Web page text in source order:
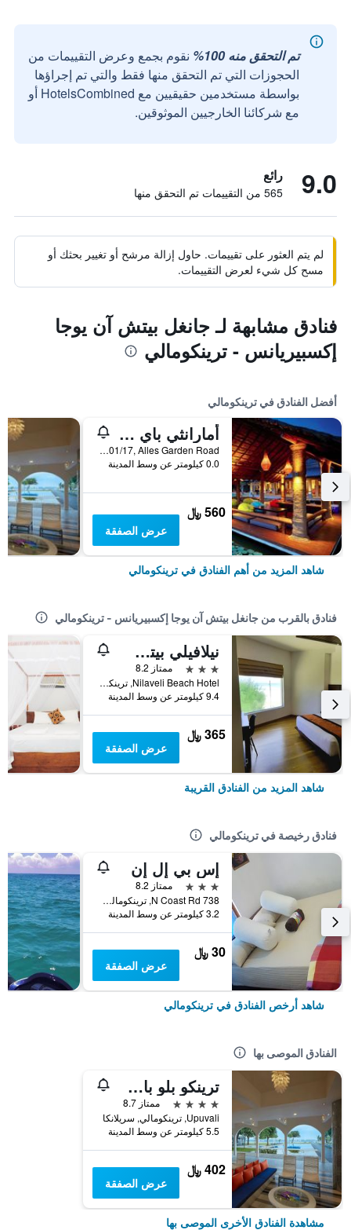
تم التحقق منه 100%
نقوم بجمع وعرض التقييمات من
الحجوزات التي تم التحقق منها فقط والتي تم إجراؤها
بواسطة مستخدمين حقيقيين مع HotelsCombined أو
مع شركائنا الخارجيين الموثوقين.
9.0 رائع
565 من التقييمات تم التحقق منها
لم يتم العثور على تقييمات. حاول إزالة مرشح أو تغيير بحثك أو
مسح كل شيء لعرض التقييمات.
فنادق مشابهة لـ جانغل بيتش آن يوجا
إكسبيريانس - ترينكومالي
أفضل الفنادق في ترينكومالي
أمارانثي باي ريزورت & سبا
No 101/17, Alles Garden Road, ترينكومالي, سريلانكا
0.0 كيلومتر عن وسط المدينة
560 ﷼
عرض الصفقة
شاهد المزيد من أهم الفنادق في ترينكومالي
فنادق بالقرب من جانغل بيتش آن يوجا إكسبيريانس - ترينكومالي
نيلافيلي بيتش هوتل
3 نجوم
ممتاز 8.2
Nilaveli Beach Hotel, ترينكومالي, سريلانكا
9.4 كيلومتر عن وسط المدينة
365 ﷼
عرض الصفقة
شاهد المزيد من الفنادق القريبة
فنادق رخيصة في ترينكومالي
إس بي إل إن
3 نجوم
ممتاز 8.2
738 N Coast Rd, ترينكومالي, سريلانكا
3.2 كيلومتر عن وسط المدينة
30 ﷼
عرض الصفقة
شاهد أرخص الفنادق في ترينكومالي
الفنادق الموصى بها
ترينكو بلو باي سينامون
4 نجوم
ممتاز 8.7
Upuvali, ترينكومالي, سريلانكا
5.5 كيلومتر عن وسط المدينة
402 ﷼
عرض الصفقة
مشاهدة الفنادق الأخرى الموصى بها